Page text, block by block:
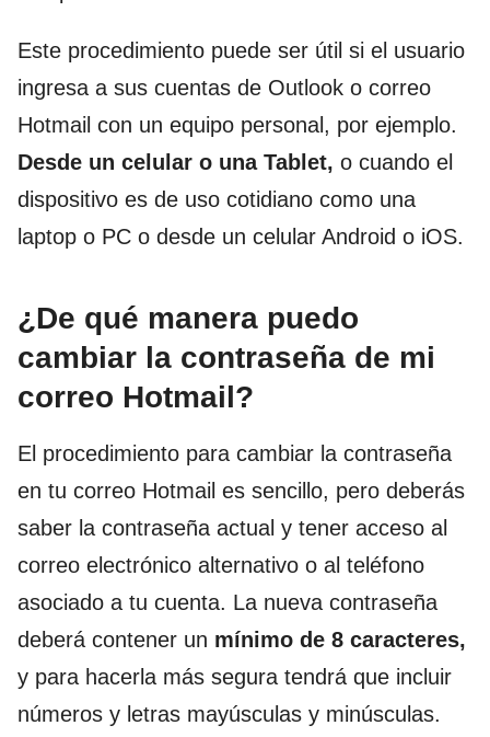
Este procedimiento puede ser útil si el usuario
ingresa a sus cuentas de Outlook o correo
Hotmail con un equipo personal, por ejemplo.
Desde un celular o una Tablet, o cuando el
dispositivo es de uso cotidiano como una
laptop o PC o desde un celular Android o iOS.
¿De qué manera puedo
cambiar la contraseña de mi
correo Hotmail?
El procedimiento para cambiar la contraseña
en tu correo Hotmail es sencillo, pero deberás
saber la contraseña actual y tener acceso al
correo electrónico alternativo o al teléfono
asociado a tu cuenta. La nueva contraseña
deberá contener un mínimo de 8 caracteres,
y para hacerla más segura tendrá que incluir
números y letras mayúsculas y minúsculas.